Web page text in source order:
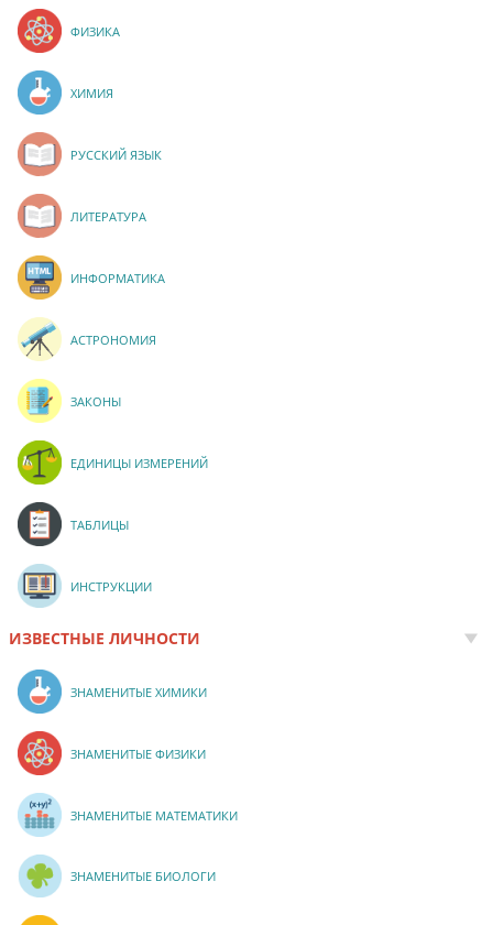
ФИЗИКА
ХИМИЯ
РУССКИЙ ЯЗЫК
ЛИТЕРАТУРА
ИНФОРМАТИКА
АСТРОНОМИЯ
ЗАКОНЫ
ЕДИНИЦЫ ИЗМЕРЕНИЙ
ТАБЛИЦЫ
ИНСТРУКЦИИ
ИЗВЕСТНЫЕ ЛИЧНОСТИ
ЗНАМЕНИТЫЕ ХИМИКИ
ЗНАМЕНИТЫЕ ФИЗИКИ
ЗНАМЕНИТЫЕ МАТЕМАТИКИ
ЗНАМЕНИТЫЕ БИОЛОГИ